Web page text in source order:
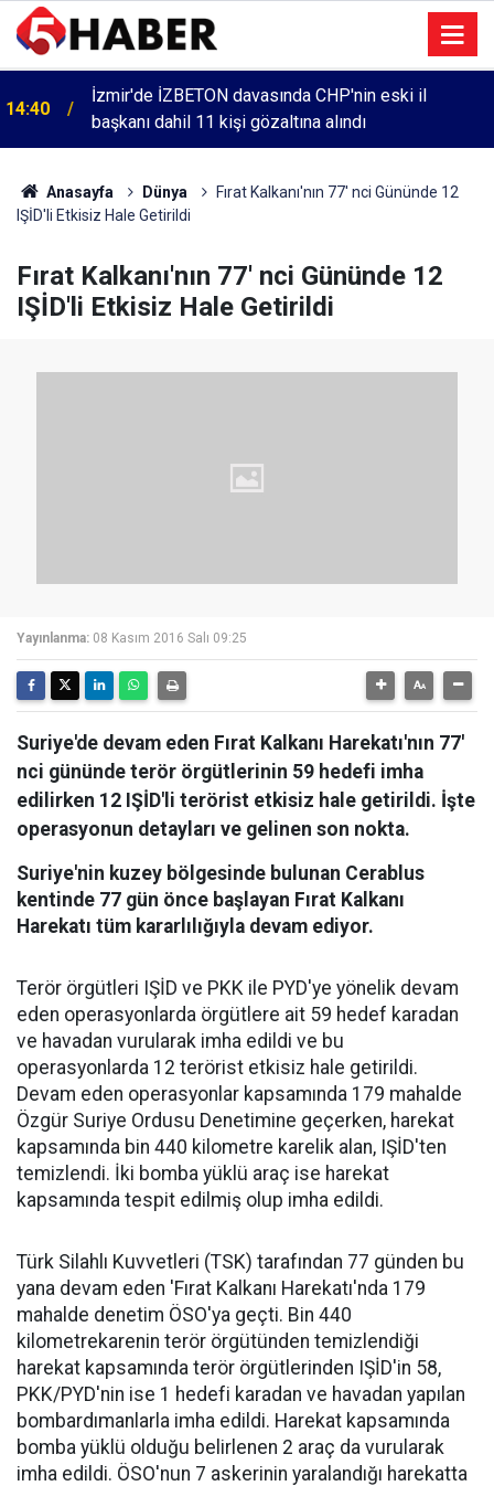
14:40
İzmir'de İZBETON davasında CHP'nin eski il
başkanı dahil 11 kişi gözaltına alındı
Anasayfa Dünya
Fırat Kalkanı'nın 77' nci Gününde 12
IŞİD'li Etkisiz Hale Getirildi
Fırat Kalkanı'nın 77' nci Gününde 12
IŞİD'li Etkisiz Hale Getirildi
Yayınlanma: 08 Kasım 2016 Salı 09:25
Suriye'de devam eden Fırat Kalkanı Harekatı'nın 77'
nci gününde terör örgütlerinin 59 hedefi imha
edilirken 12 IŞİD'li terörist etkisiz hale getirildi. İşte
operasyonun detayları ve gelinen son nokta.
Suriye'nin kuzey bölgesinde bulunan Cerablus
kentinde 77 gün önce başlayan Fırat Kalkanı
Harekatı tüm kararlılığıyla devam ediyor.
Terör örgütleri IŞİD ve PKK ile PYD'ye yönelik devam
eden operasyonlarda örgütlere ait 59 hedef karadan
ve havadan vurularak imha edildi ve bu
operasyonlarda 12 terörist etkisiz hale getirildi.
Devam eden operasyonlar kapsamında 179 mahalde
Özgür Suriye Ordusu Denetimine geçerken, harekat
kapsamında bin 440 kilometre karelik alan, IŞİD'ten
temizlendi. İki bomba yüklü araç ise harekat
kapsamında tespit edilmiş olup imha edildi.
Türk Silahlı Kuvvetleri (TSK) tarafından 77 günden bu
yana devam eden 'Fırat Kalkanı Harekatı'nda 179
mahalde denetim ÖSO'ya geçti. Bin 440
kilometrekarenin terör örgütünden temizlendiği
harekat kapsamında terör örgütlerinden IŞİD'in 58,
PKK/PYD'nin ise 1 hedefi karadan ve havadan yapılan
bombardımanlarla imha edildi. Harekat kapsamında
bomba yüklü olduğu belirlenen 2 araç da vurularak
imha edildi. ÖSO'nun 7 askerinin yaralandığı harekatta